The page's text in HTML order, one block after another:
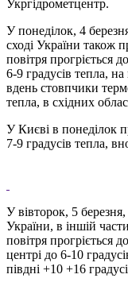
Укргідрометцентр.
У понеділок, 4
сході України також
повітря прогріється
6-9 градусів тепла,
вдень стовпчики
тепла, в східних
У Києві в понеділок
7-9 градусів тепла,
У вівторок, 5
України, в іншій
повітря прогріється
центрі до 6-10
півдні +10 +16